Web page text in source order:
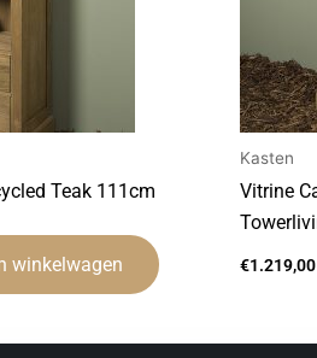
Teak 111cm
winkelwagen
Kasten
Vitrine
€1.219,00